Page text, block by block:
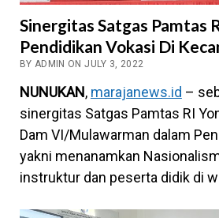
Sinergitas Satgas Pamtas
Pendidikan Vokasi Di
BY ADMIN ON JULY 3, 2022
NUNUKAN, marajanews.id –
sinergitas Satgas Pamtas RI
Dam VI/Mulawarman dalam
yakni menanamkan
instruktur dan peserta didik di